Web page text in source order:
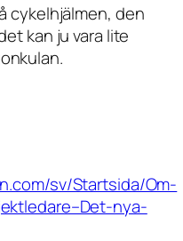
cykelhjälmen, den
kan ju vara lite
sv/Startsida/Om-
nya-